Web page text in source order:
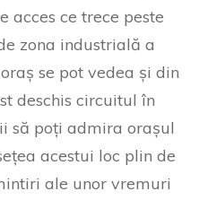
acces ce trece peste
zona industrială a
se pot vedea și din
deschis circuitul în
să poți admira orașul
acestui loc plin de
ale unor vremuri